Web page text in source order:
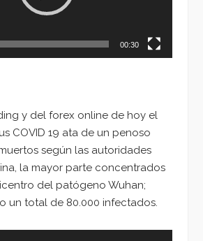
00:30
y del forex online de hoy el
COVID 19 ata de un penoso
según las autoridades
la mayor parte concentrados
del patógeno Wuhan;
un total de 80.000 infectados.